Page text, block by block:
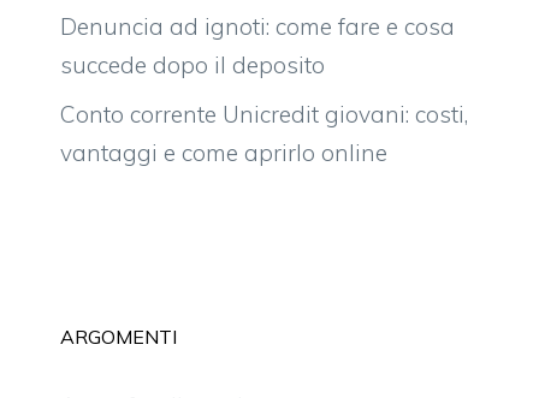
Denuncia ad ignoti: come fare e cosa
succede dopo il deposito
Conto corrente Unicredit giovani: costi,
vantaggi e come aprirlo online
ARGOMENTI